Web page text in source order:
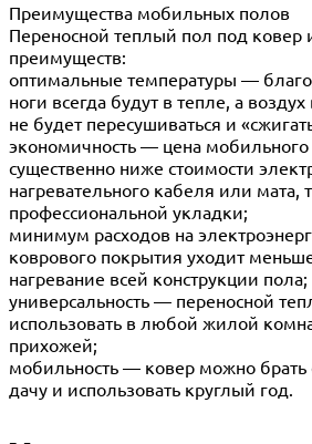
Преимущества мобильных полов
Переносной теплый пол под ковер
преимуществ:
оптимальные температуры —
ноги всегда будут в тепле, а
не будет пересушиваться и
экономичность — цена мобильного
существенно ниже стоимости
нагревательного кабеля или
профессиональной укладки;
минимум расходов на
коврового покрытия уходит
нагревание всей конструкции пола;
универсальность — переносной
использовать в любой жилой
прихожей;
мобильность — ковер можно брать
дачу и использовать круглый год.